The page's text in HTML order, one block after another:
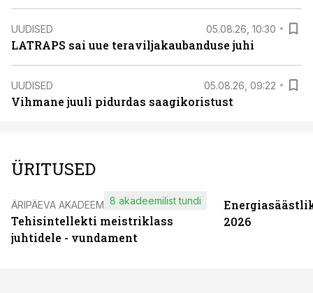
UUDISED 05.08.26, 10:30
LATRAPS sai uue teraviljakaubanduse juhi
UUDISED 05.08.26, 09:22
Vihmane juuli pidurdas saagikoristust
ÜRITUSED
ÄRIPÄEVA AKADEEMIA
Tehisintellekti meistriklass
juhtidele - vundament
8 akadeemilist tundi
2026